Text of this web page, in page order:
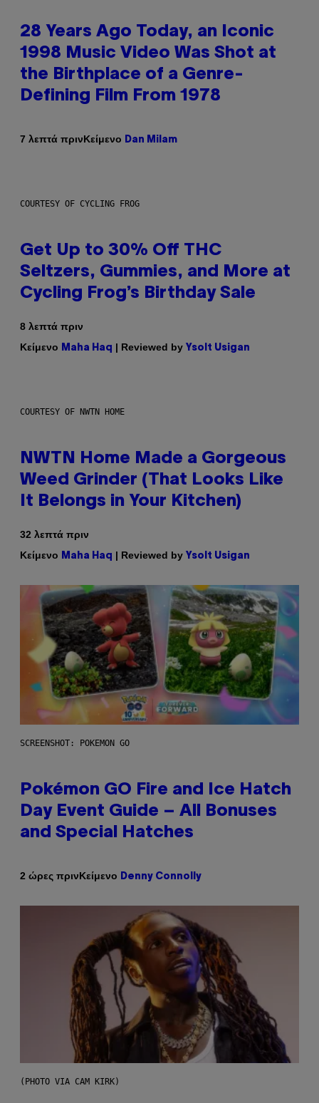
28 Years Ago Today, an Iconic
1998 Music Video Was Shot at
the Birthplace of a Genre-
Defining Film From 1978
7 λεπτά πρινΚείμενο Dan Milam
COURTESY OF CYCLING FROG
Get Up to 30% Off THC
Seltzers, Gummies, and More at
Cycling Frog’s Birthday Sale
8 λεπτά πριν
Κείμενο
Maha Haq | Reviewed by Ysolt Usigan
COURTESY OF NWTN HOME
NWTN Home Made a Gorgeous
Weed Grinder (That Looks Like
It Belongs in Your Kitchen)
32 λεπτά πριν
Κείμενο
Maha Haq | Reviewed by Ysolt Usigan
SCREENSHOT: POKEMON GO
Pokémon GO Fire and Ice Hatch
Day Event Guide – All Bonuses
and Special Hatches
2 ώρες πρινΚείμενο Denny Connolly
(PHOTO VIA CAM KIRK)